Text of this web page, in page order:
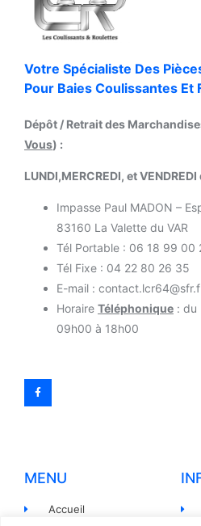
Votre Spécialiste Des
Pour Baies Coulissantes Et
Dépôt / Retrait des
Vous) :
LUNDI,MERCREDI, et
Impasse Paul MADON –
83160 La Valette du VAR
Tél Portable : 06 18 99 00
Tél Fixe : 04 22 80 26 35
E-mail :
Horaire Téléphonique : du
09h00 à 18h00
MENU
Accueil